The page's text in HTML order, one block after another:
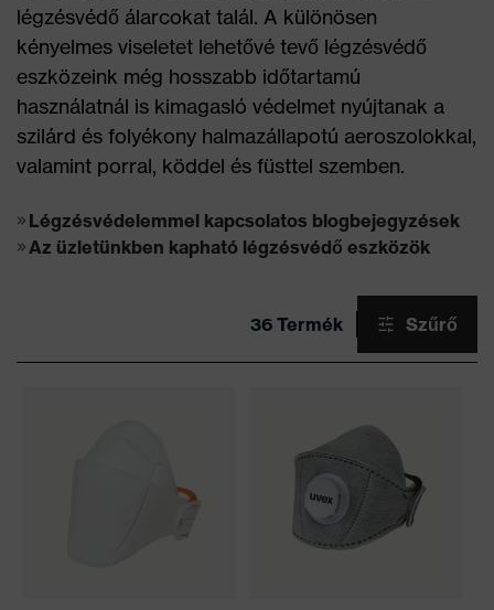
légzésvédő álarcokat talál. A különösen
kényelmes viseletet lehetővé tevő légzésvédő
eszközeink még hosszabb időtartamú
használatnál is kimagasló védelmet nyújtanak a
szilárd és folyékony halmazállapotú aeroszolokkal,
valamint porral, köddel és füsttel szemben.
Légzésvédelemmel kapcsolatos blogbejegyzések
Az üzletünkben kapható légzésvédő eszközök
36 Termék Szűrő